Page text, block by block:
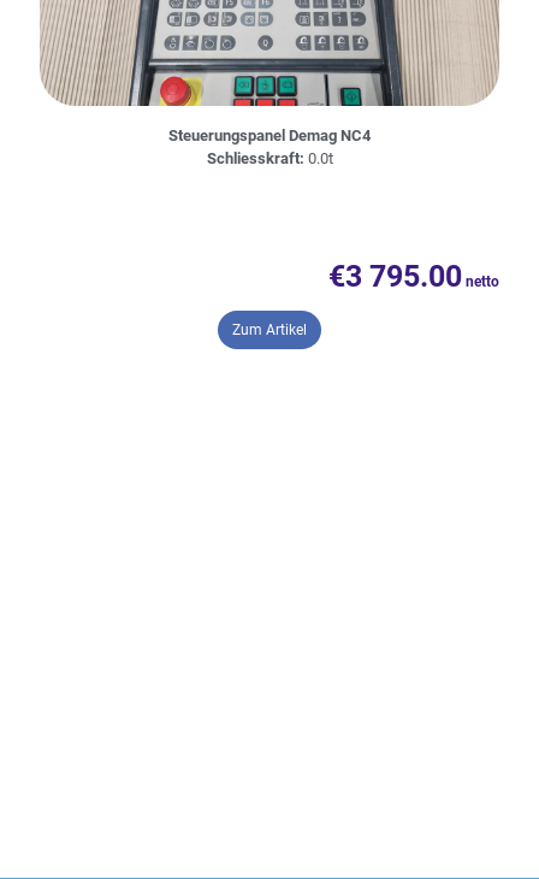
Steuerungspanel Demag NC4
Schliesskraft: 0.0t
€3 795.00
Zum Artikel – Steuerungspanel Demag NC4